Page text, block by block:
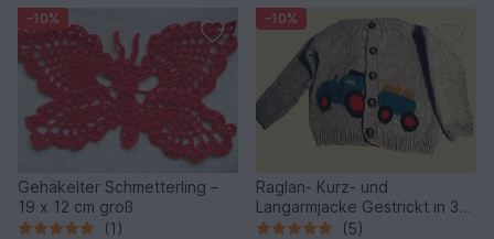
-10%
Gehäkelter Schmetterling –
19 x 12 cm groß
(1)
-10%
Raglan- Kurz- und
Langarmjacke Gestrickt in 3
Größen
(5)